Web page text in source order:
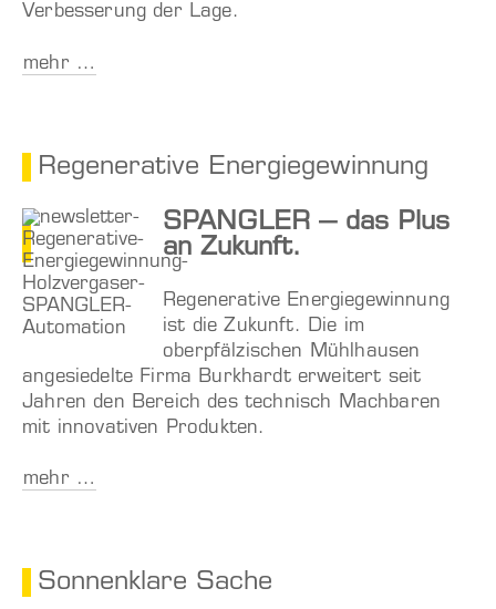
Verbesserung der Lage.
mehr …
Regenerative Energiegewinnung
SPANGLER – das Plus
an Zukunft.
Regenerative Energiegewinnung
ist die Zukunft. Die im
oberpfälzischen Mühlhausen
angesiedelte Firma Burkhardt erweitert seit
Jahren den Bereich des technisch Machbaren
mit innovativen Produkten.
mehr …
Sonnenklare Sache